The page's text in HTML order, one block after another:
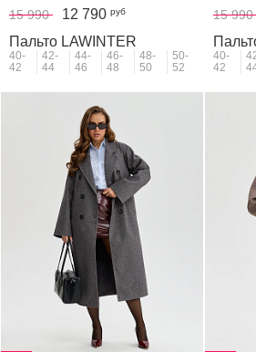
15 990 12 790 руб
Пальто LAWINTER
40-
42
42-
44
44-
46
46-
48
48-
50
50-
52
15 990
40-
42